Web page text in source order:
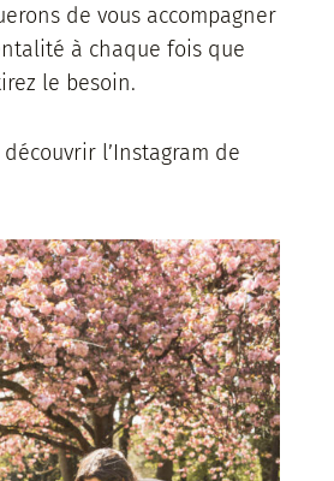
de vous accompagner
à chaque fois que
le besoin.
l’Instagram de